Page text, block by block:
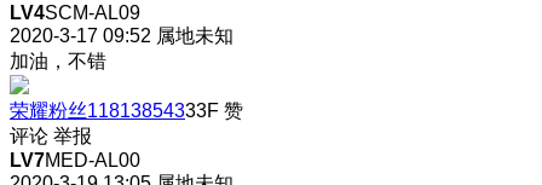
LV4SCM-AL09
2020-3-17 09:52 属地未知
加油，不错
荣耀粉丝11813854333F 赞
评论 举报
LV7MED-AL00